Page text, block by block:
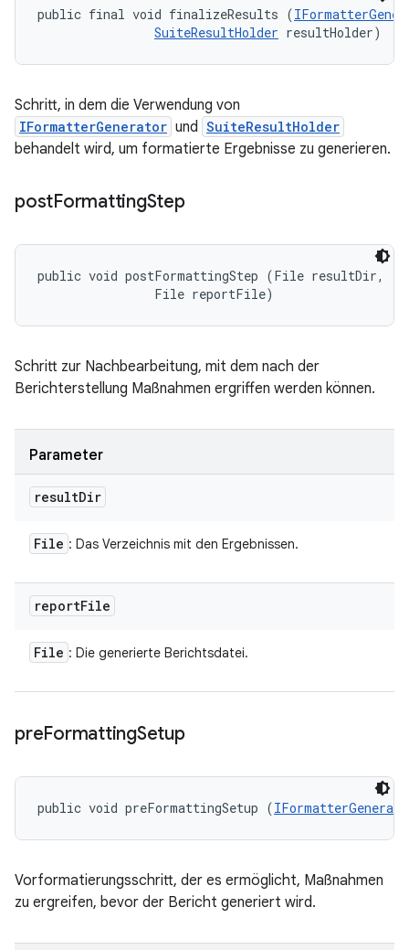
public final void finalizeResults (
SuiteResultHolder resultHolder)
Schritt, in dem die Verwendung von
IFormatterGenerator und SuiteResultHolder
behandelt wird, um formatierte Ergebnisse zu generieren.
postFormattingStep
public void postFormattingStep (File resultDir,
                File reportFile)
Schritt zur Nachbearbeitung, mit dem nach der
Berichterstellung Maßnahmen ergriffen werden können.
Parameter
resultDir
File : Das Verzeichnis mit den Ergebnissen.
reportFile
File : Die generierte Berichtsdatei.
preFormattingSetup
public void preFormattingSetup (
Vorformatierungsschritt, der es ermöglicht, Maßnahmen
zu ergreifen, bevor der Bericht generiert wird.